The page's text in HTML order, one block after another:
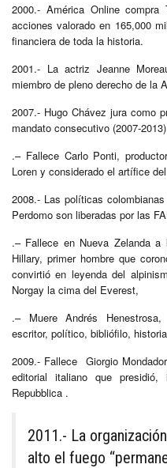
2000.- América Online
acciones valorado en 165,000
financiera de toda la historia.
2001.- La actriz Jeanne
miembro de pleno derecho de la
2007.- Hugo Chávez jura como
mandato consecutivo (2007-
.– Fallece Carlo Ponti,
Loren y considerado el artífice
2008.- Las políticas
Perdomo son liberadas por las
.– Fallece en Nueva Zelanda
Hillary, primer hombre que
convirtió en leyenda del
Norgay la cima del Everest,
.– Muere Andrés
escritor, político, bibliófilo,
2009.- Fallece Giorgio
editorial italiano que
Repubblica .
2011.- La
alto el fuego